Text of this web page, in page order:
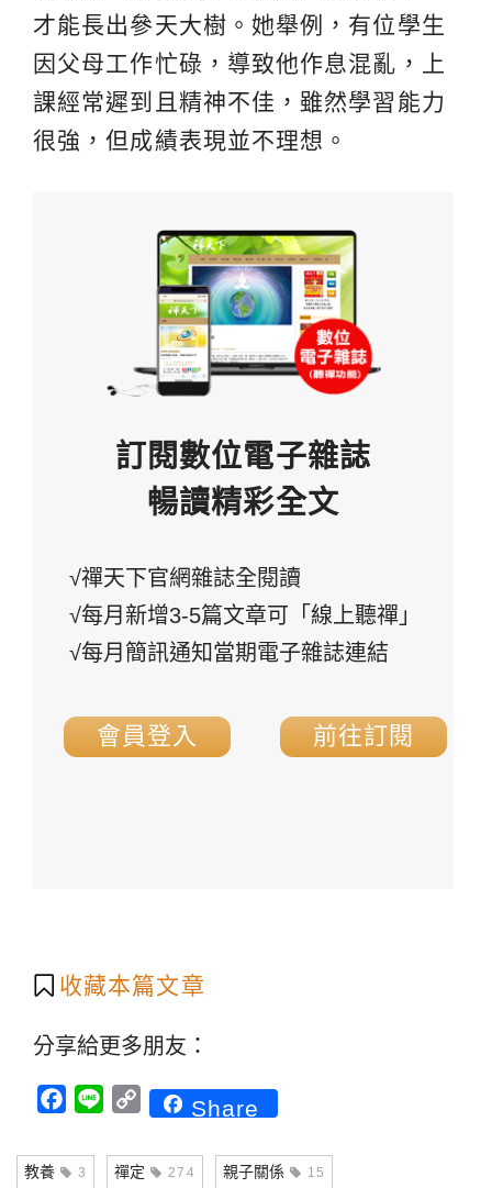
才能長出參天大樹。她舉例，有位學生
因父母工作忙碌，導致他作息混亂，上
課經常遲到且精神不佳，雖然學習能力
很強，但成績表現並不理想。
訂閱數位電子雜誌
暢讀精彩全文
√禪天下官網雜誌全閱讀
√每月新增3-5篇文章可「線上聽禪」
√每月簡訊通知當期電子雜誌連結
會員登入 前往訂閱
收藏本篇文章
分享給更多朋友：
Facebook
Line CopyShare
教養 3 禪定 274 親子關係 15